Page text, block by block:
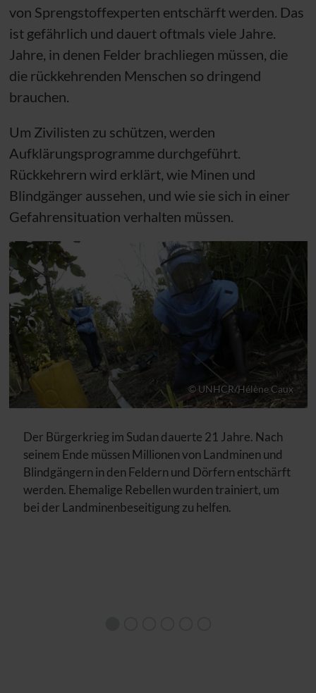
von Sprengstoffexperten entschärft werden. Das
ist gefährlich und dauert oftmals viele Jahre.
Jahre, in denen Felder brachliegen müssen, die
die rückkehrenden Menschen so dringend
brauchen.
Um Zivilisten zu schützen, werden
Aufklärungsprogramme durchgeführt.
Rückkehrern wird erklärt, wie Minen und
Blindgänger aussehen, und wie sie sich in einer
Gefahrensituation verhalten müssen.
Der Bürgerkrieg im Sudan dauerte 21 Jahre.
© UNHCR/Hélène Caux
Der Bürgerkrieg im Sudan dauerte 21 Jahre. Nach
seinem Ende müssen Millionen von Landminen und
Blindgängern in den Feldern und Dörfern entschärft
werden. Ehemalige Rebellen wurden trainiert, um
bei der Landminenbeseitigung zu helfen.